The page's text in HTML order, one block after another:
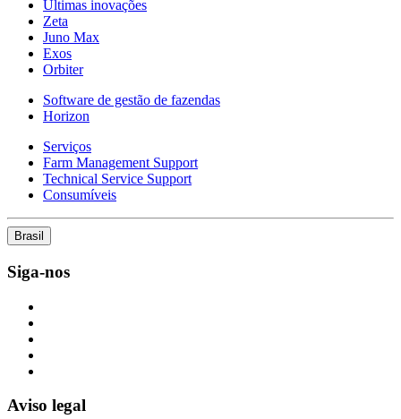
Últimas inovações
Zeta
Juno Max
Exos
Orbiter
Software de gestão de fazendas
Horizon
Serviços
Farm Management Support
Technical Service Support
Consumíveis
Brasil
Siga-nos
Aviso legal